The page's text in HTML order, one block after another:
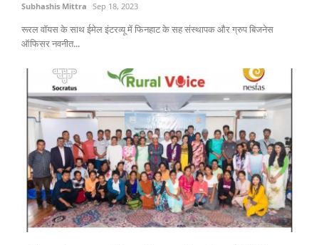
Subhashis Mittra Sep 18, 2023
रूरल वॉयस के साथ ईमेल इंटरव्यू में फिनहाट के सह संस्थापक और ग्रुप बिजनेस
ऑफिसर नवनीत...